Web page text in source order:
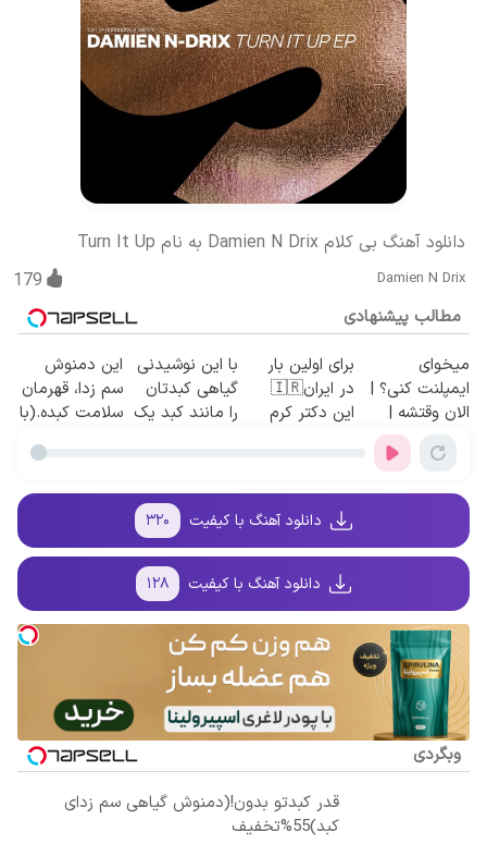
دانلود آهنگ بی کلام Damien N Drix به نام Turn It Up
Damien N Drix
179
مطالب پیشنهادی
میخوای
ایمپلنت کنی؟ |
الان وقتشه |
اونم فقط با ۲۵
میلیون تومان!!!
برای اولین بار
در ایران🇮🇷
این دکتر کرم
با این نوشیدنی
گیاهی کبدتان
را مانند کبد یک
این دمنوش
سم زدا، قهرمان
سلامت کبده.(با
دانلود آهنگ با کیفیت ۳۲۰
دانلود آهنگ با کیفیت ۱۲۸
وبگردی
قدر کبدتو بدون!(دمنوش گیاهی سم زدای
کبد)55%تخفیف